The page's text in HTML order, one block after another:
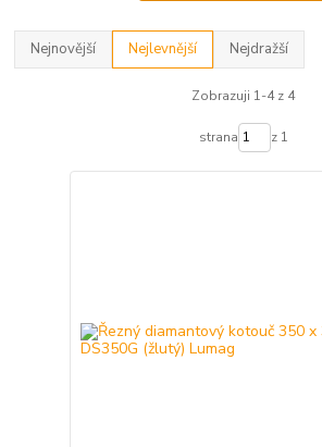
Nejnovější Nejlevnější Nejdražší
Zobrazuji 1-4 z 4
strana z 1